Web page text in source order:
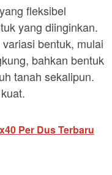
fleksibel
yang diinginkan.
bentuk, mulai
bahkan bentuk
tanah sekalipun.
Per Dus Terbaru